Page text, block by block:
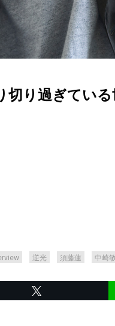
切り過ぎてい
逆光 須藤蓮 中崎敏